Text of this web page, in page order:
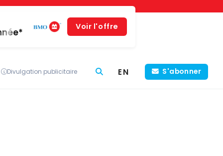
Voir l'offre
Divulgation publicitaire EN S'abonner